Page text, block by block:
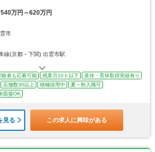
540万円～620万円
市
線(京都－下関) 出雲市駅
験者も応募可能 残業月10ｈ以下
産休・育休取得実績有り
店舗数30以上 積極採用中
夏～秋入職可
面接OK
見る この求人に興味がある